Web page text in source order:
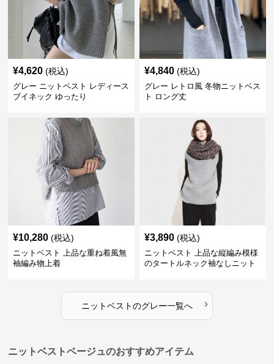
¥4,620 (税込)
グレー ニットベスト レディース
ブイネック ゆったり
¥4,840 (税込)
グレー レトロ風 冬物ニットベス
ト ロング丈
¥10,280 (税込)
ニットベスト 上品な重ね着風無
袖編み物上着
¥3,890 (税込)
ニットベスト 上品な縦編み模様
のタートルネック袖なしニット
ニットベストのグレー一覧へ ›
ニットベストベージュのおすすめアイテム